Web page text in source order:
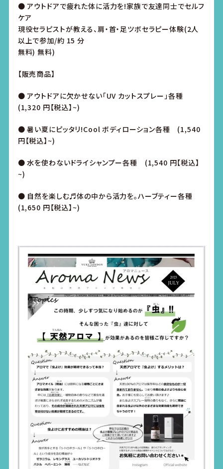
● アウトドアで疲れた体に活力を!家族で友達同士でセルフ
ケア
現役セラピストが教える、肩・首・足ツボセラピー体験(2人
以上で参加/約 15 分
無料) 無料)
【販売商品】
● アウトドアに欠かせない「UV カットスプレー」各種
(1,320 円【税込】~)
● 暑い夏にピッタリ!Cool ボディローション各種 (1,540
円【税込】~)
● 水を使わないドライシャンプー各種 (1,540 円【税込】
~)
● 自然を楽しむ♬体の中から活力を。ハーブティー各種
(1,650 円【税込】~)